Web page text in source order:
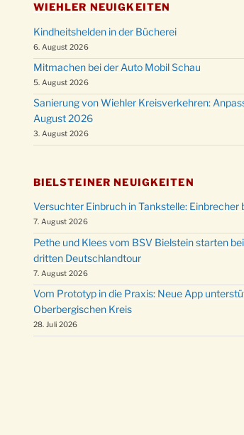
24.12.
24.12.
18:00
WIEHLER NEUIGKEITEN
Kindheitshelden in der Bücherei
6. August 2026
Mitmachen bei der Auto Mobil Schau
5. August 2026
Sanierung von Wiehler Kreisverkehren:
August 2026
3. August 2026
BIELSTEINER NEUIGKEITEN
Versuchter Einbruch in Tankstelle:
7. August 2026
Pethe und Klees vom BSV Bielstein starten
dritten Deutschlandtour
7. August 2026
Vom Prototyp in die Praxis: Neue App
Oberbergischen Kreis
28. Juli 2026